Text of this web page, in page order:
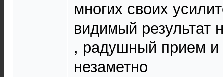
многих своих
видимый результат
, радушный прием и
незаметно